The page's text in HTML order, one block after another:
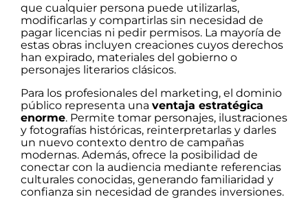
que cualquier persona puede utilizarlas,
modificarlas y compartirlas sin necesidad de
pagar licencias ni pedir permisos. La mayoría de
estas obras incluyen creaciones cuyos derechos
han expirado, materiales del gobierno o
personajes literarios clásicos.
Para los profesionales del marketing, el dominio
público representa una ventaja estratégica
enorme. Permite tomar personajes, ilustraciones
y fotografías históricas, reinterpretarlas y darles
un nuevo contexto dentro de campañas
modernas. Además, ofrece la posibilidad de
conectar con la audiencia mediante referencias
culturales conocidas, generando familiaridad y
confianza sin necesidad de grandes inversiones.